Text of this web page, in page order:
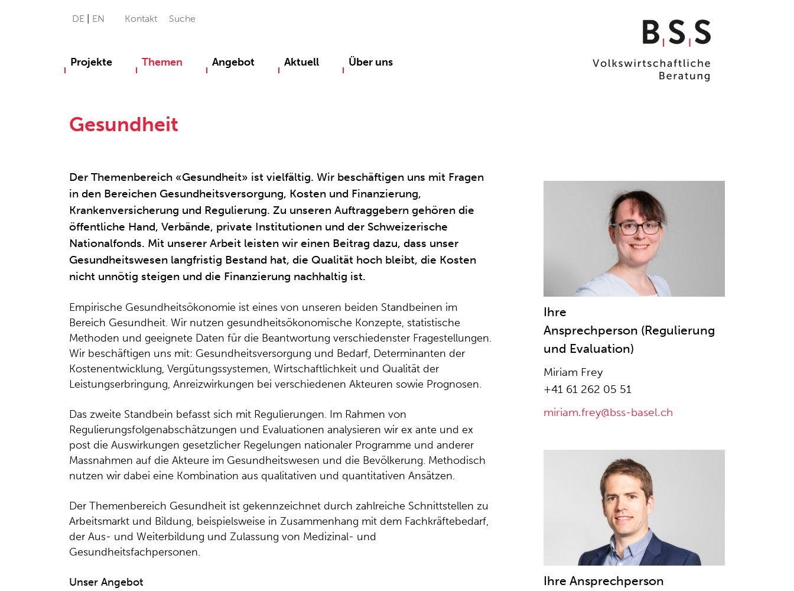
DE EN Kontakt Suche
Projekte Themen Angebot Aktuell Über uns
Gesundheit
Der Themenbereich «Gesundheit» ist vielfältig. Wir beschäftigen uns mit Fragen
in den Bereichen Gesundheitsversorgung, Kosten und Finanzierung,
Krankenversicherung und Regulierung. Zu unseren Auftraggebern gehören die
öffentliche Hand, Verbände, private Institutionen und der Schweizerische
Nationalfonds. Mit unserer Arbeit leisten wir einen Beitrag dazu, dass unser
Gesundheitswesen langfristig Bestand hat, die Qualität hoch bleibt, die Kosten
nicht unnötig steigen und die Finanzierung nachhaltig ist.
Empirische Gesundheitsökonomie ist eines von unseren beiden Standbeinen im
Bereich Gesundheit. Wir nutzen gesundheitsökonomische Konzepte, statistische
Methoden und geeignete Daten für die Beantwortung verschiedenster Fragestellungen.
Wir beschäftigen uns mit: Gesundheitsversorgung und Bedarf, Determinanten der
Kostenentwicklung, Vergütungssystemen, Wirtschaftlichkeit und Qualität der
Leistungserbringung, Anreizwirkungen bei verschiedenen Akteuren sowie Prognosen.
Das zweite Standbein befasst sich mit Regulierungen. Im Rahmen von
Regulierungsfolgenabschätzungen und Evaluationen analysieren wir ex ante und ex
post die Auswirkungen gesetzlicher Regelungen nationaler Programme und anderer
Massnahmen auf die Akteure im Gesundheitswesen und die Bevölkerung. Methodisch
nutzen wir dabei eine Kombination aus qualitativen und quantitativen Ansätzen.
Der Themenbereich Gesundheit ist gekennzeichnet durch zahlreiche Schnittstellen zu
Arbeitsmarkt und Bildung, beispielsweise in Zusammenhang mit dem Fachkräftebedarf,
der Aus- und Weiterbildung und Zulassung von Medizinal- und
Gesundheitsfachpersonen.
Unser Angebot
Ihre
Ansprechperson (Regulierung
und Evaluation)
Miriam Frey
+41 61 262 05 51
miriam.frey@bss-basel.ch
Ihre Ansprechperson